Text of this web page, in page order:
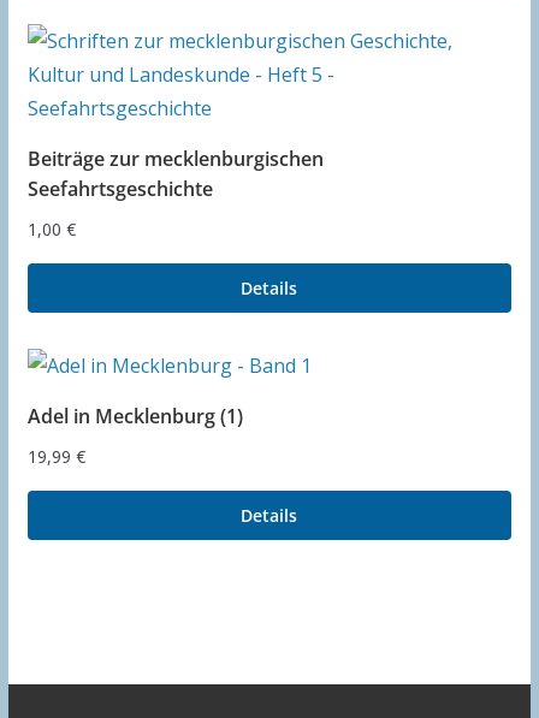
Beiträge zur mecklenburgischen
Seefahrtsgeschichte
1,00 €
Details
Adel in Mecklenburg (1)
19,99 €
Details